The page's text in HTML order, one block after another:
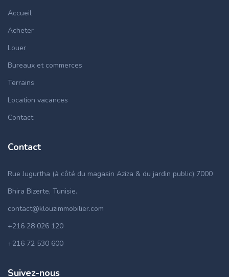
Accueil
Acheter
Louer
Bureaux et commerces
Terrains
Location vacances
Contact
Contact
Rue Jugurtha (à côté du magasin Aziza & du jardin public) 7000
Bhira Bizerte, Tunisie.
contact@klouzimmobilier.com
+216 28 026 120
+216 72 530 600
Suivez-nous